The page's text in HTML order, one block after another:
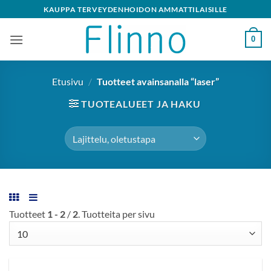
to
content
KAUPPA TERVEYDENHOIDON AMMATTILAISILLE
0
Etusivu / Tuotteet avainsanalla “laser”
TUOTEALUEET JA HAKU
Tuotteet 1 - 2 / 2. Tuotteita per sivu